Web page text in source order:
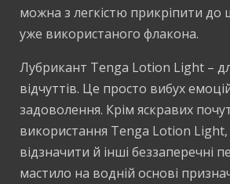
можна з легкістю прикріпити
уже використаного флакона.
Лубрикант Tenga Lotion Light –
відчуттів. Це просто вибух
задоволення. Крім яскравих
використання Tenga Lotion
відзначити й інші беззаперечні
мастило на водній основі